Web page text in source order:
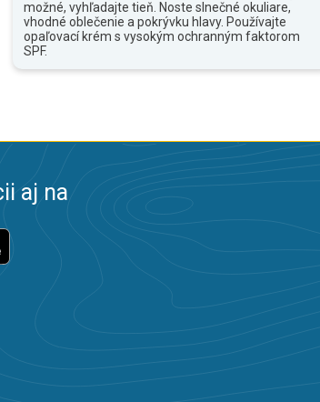
možné, vyhľadajte tieň. Noste slnečné okuliare,
vhodné oblečenie a pokrývku hlavy. Používajte
opaľovací krém s vysokým ochranným faktorom
SPF.
aj na